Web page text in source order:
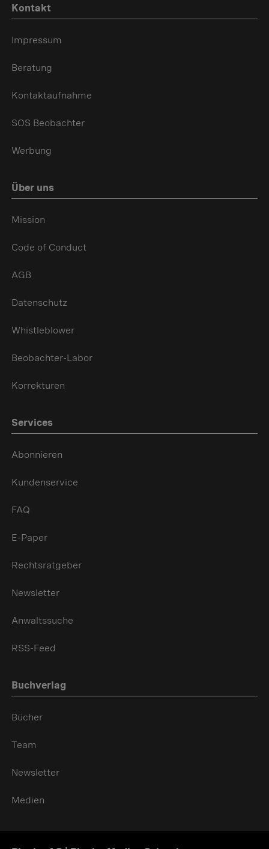
Kontakt
Impressum
Beratung
Kontaktaufnahme
SOS Beobachter
Werbung
Über uns
Mission
Code of Conduct
AGB
Datenschutz
Whistleblower
Beobachter-Labor
Korrekturen
Services
Abonnieren
Kundenservice
FAQ
E-Paper
Rechtsratgeber
Newsletter
Anwaltssuche
RSS-Feed
Buchverlag
Bücher
Team
Newsletter
Medien